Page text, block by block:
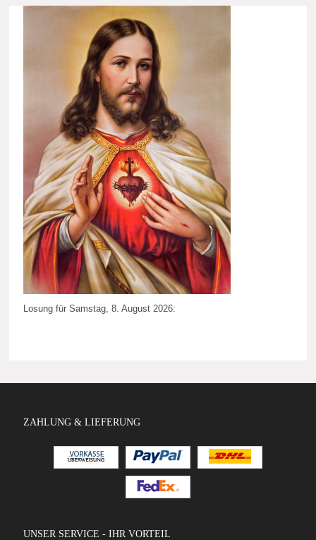
Losung für Samstag, 8. August 2026:
ZAHLUNG & LIEFERUNG
UNSER SERVICE - IHR VORTEIL